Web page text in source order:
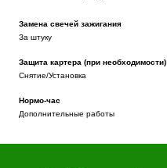
Замена свечей зажигания
За штуку
Защита картера (при необходимости)
Снятие/Установка
Нормо-час
Дополнительные работы